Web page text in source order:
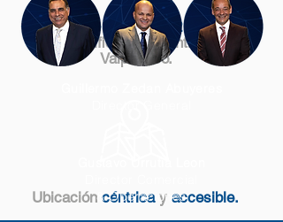
+ de8.000m2
en 3 edificios en Santiago y
Valparaíso.
Ubicación céntrica y accesible.
& Operaciones